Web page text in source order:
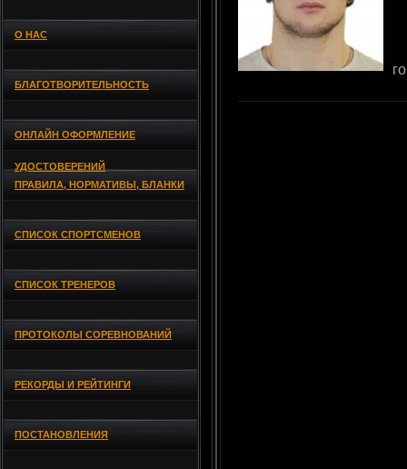
О НАС
БЛАГОТВОРИТЕЛЬНОСТЬ
ОНЛАЙН ОФОРМЛЕНИЕ
УДОСТОВЕРЕНИЙ
ПРАВИЛА, НОРМАТИВЫ, БЛАНКИ
СПИСОК СПОРТСМЕНОВ
СПИСОК ТРЕНЕРОВ
ПРОТОКОЛЫ СОРЕВНОВАНИЙ
РЕКОРДЫ И РЕЙТИНГИ
ПОСТАНОВЛЕНИЯ